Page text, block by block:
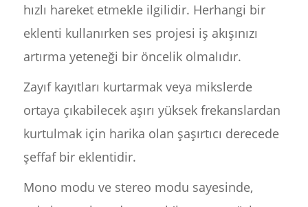
hızlı hareket etmekle ilgilidir. Herhangi bir
eklenti kullanırken ses projesi iş akışınızı
artırma yeteneği bir öncelik olmalıdır.
Zayıf kayıtları kurtarmak veya mikslerde
ortaya çıkabilecek aşırı yüksek frekanslardan
kurtulmak için harika olan şaşırtıcı derecede
şeffaf bir eklentidir.
Mono modu ve stereo modu sayesinde,